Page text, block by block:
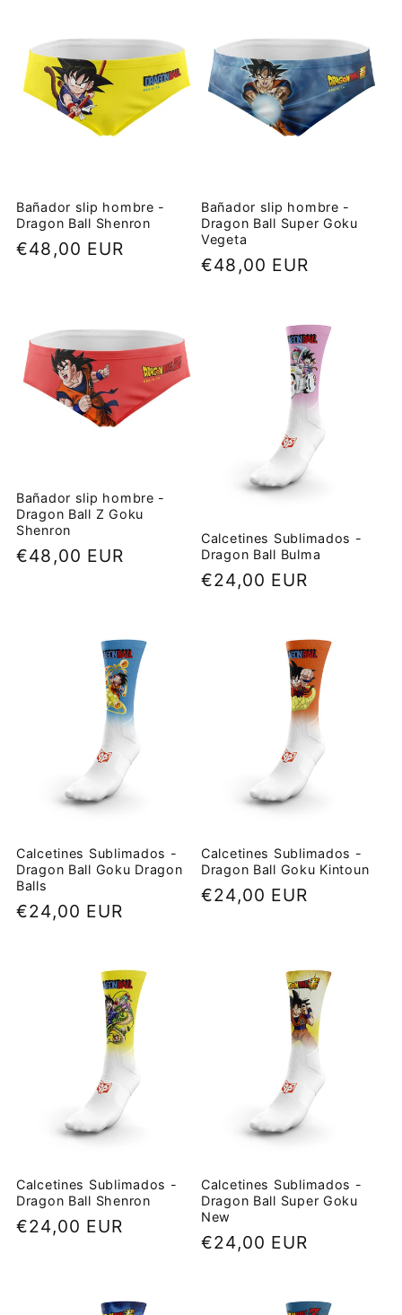
Bañador slip hombre -
Dragon Ball Shenron
Precio
€48,00 EUR
Bañador slip hombre -
Dragon Ball Super Goku
Vegeta
Precio
€48,00 EUR
Bañador slip hombre -
Dragon Ball Z Goku
Shenron
Precio
€48,00 EUR
Calcetines Sublimados -
Dragon Ball Bulma
Precio
€24,00 EUR
Calcetines Sublimados -
Dragon Ball Goku Dragon
Balls
Precio
€24,00 EUR
Calcetines Sublimados -
Dragon Ball Goku Kintoun
Precio
€24,00 EUR
Calcetines Sublimados -
Dragon Ball Shenron
Precio
€24,00 EUR
Calcetines Sublimados -
Dragon Ball Super Goku
New
Precio
€24,00 EUR